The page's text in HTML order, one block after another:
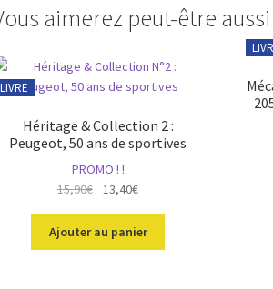
aimerez peut-être
LIVRE
Héritage & Collection 2 :
Peugeot, 50 ans de sportives
PROMO ! !
15,90€
Le
initial
était :
13,40€Le
actuel
est :
Ajouter au panier